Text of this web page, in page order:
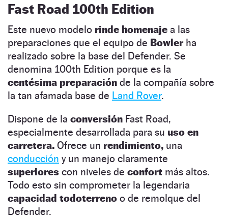
Fast Road 100th Edition
Este nuevo modelo rinde homenaje a las
preparaciones que el equipo de Bowlerha
realizado sobre la base del Defender. Se
denomina 100th Edition porque es la
centésima preparación de la compañía sobre
la tan afamada base de Land Rover.
Dispone de la conversión Fast Road,
especialmente desarrollada para su uso en
carretera. Ofrece un rendimiento, una
conducción y un manejo claramente
superiores con niveles de confort más altos.
Todo esto sin comprometer la legendaria
capacidad todoterreno o de remolque del
Defender.